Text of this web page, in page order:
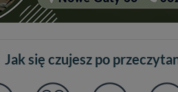
Jak się czujesz po